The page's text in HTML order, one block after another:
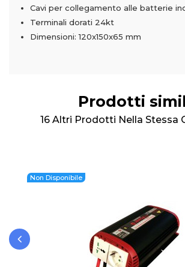
Cavi per collegamento alle batterie
Terminali dorati 24kt
Dimensioni: 120x150x65 mm
Prodotti
16 Altri Prodotti Nella Stessa
Non Disponibile